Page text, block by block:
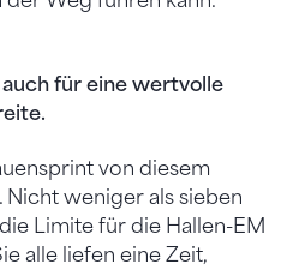
für eine wertvolle
von diesem
weniger als sieben
Limite für die Hallen-EM
alle liefen eine Zeit,